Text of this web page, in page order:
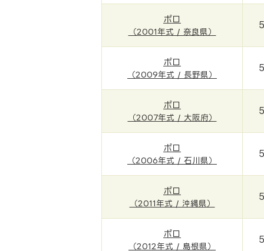
ポロ
（2001年式 / 奈良県）
ポロ
（2009年式 / 長野県）
ポロ
（2007年式 / 大阪府）
ポロ
（2006年式 / 石川県）
ポロ
（2011年式 / 沖縄県）
ポロ
（2012年式 / 島根県）